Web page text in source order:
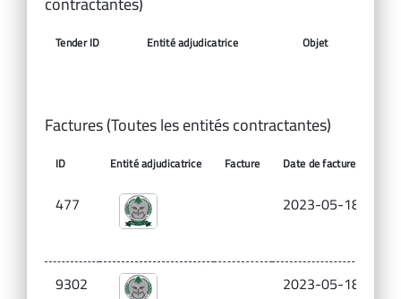
Tender ID Entité adjudicatrice Objet
Factures (Toutes les entités contractantes)
ID Entité adjudicatrice Facture Date de facture
477 2023-05-18
9302 2023-05-18